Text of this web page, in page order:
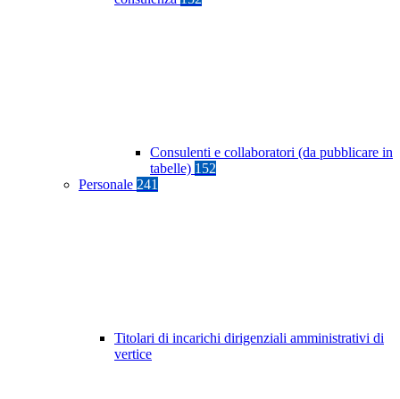
Consulenti e collaboratori (da pubblicare in
tabelle) 152
Personale 241
Titolari di incarichi dirigenziali amministrativi di
vertice